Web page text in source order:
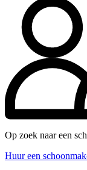
Op zoek naar een
Huur een